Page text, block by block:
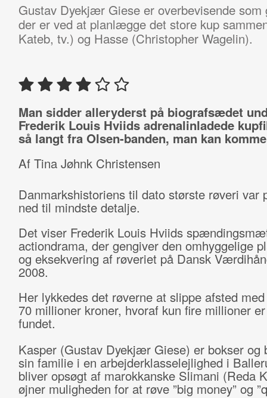
Gustav Dyekjær Giese er overbevisende som
der er ved at planlægge det store kup
Kateb, tv.) og Hasse (Christopher Wagelin).
Man sidder alleryderst på biografsædet
Frederik Louis Hviids adrenalinladede
så langt fra Olsen-banden, man kan
Af Tina Jøhnk Christensen
Danmarkshistoriens til dato største røveri var
ned til mindste detalje.
Det viser Frederik Louis Hviids
actiondrama, der gengiver den omhyggelige
og eksekvering af røveriet på Dansk
2008.
Her lykkedes det røverne at slippe afsted
70 millioner kroner, hvoraf kun fire millioner
fundet.
Kasper (Gustav Dyekjær Giese) er bokser og
sin familie i en arbejderklasselejlighed i
bliver opsøgt af marokkanske Slimani (Reda
øjner muligheden for at røve ”big money” og